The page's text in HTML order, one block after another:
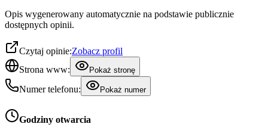
Opis wygenerowany automatycznie na podstawie publicznie
dostępnych opinii.
Czytaj opinie:Zobacz profil
Strona www:
Pokaż stronę
Numer telefonu: Pokaż numer
Godziny otwarcia